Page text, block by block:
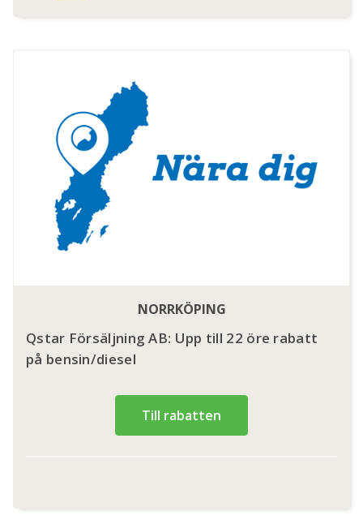
NORRKÖPING
Qstar Försäljning AB: Upp till 22 öre rabatt
på bensin/diesel
Till rabatten